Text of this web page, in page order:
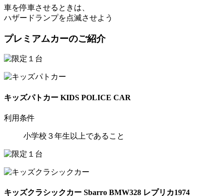
車を停車させるときは、
ハザードランプを点滅させよう
プレミアムカーのご紹介
キッズパトカー KIDS POLICE CAR
利用条件
小学校３年生以上であること
キッズクラシックカー Sbarro BMW328 レプリカ1974